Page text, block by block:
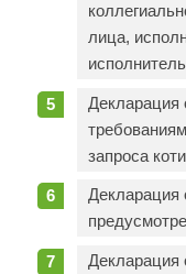
лица,
Декларация
запроса
Декларация
Декларация